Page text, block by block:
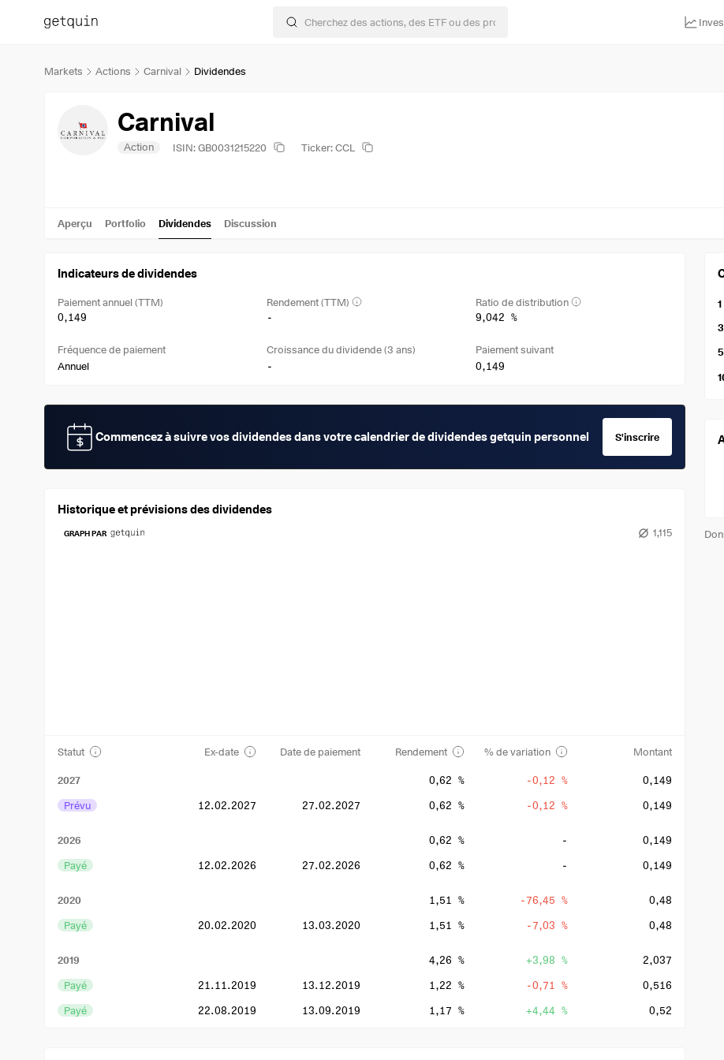
Markets Actions Carnival Dividendes
Carnival
Action ISIN: GB0031215220 Ticker: CCL
Aperçu Portfolio Dividendes Discussion
Indicateurs de dividendes
Paiement annuel (TTM)
0,149
Rendement (TTM)
-
Ratio de distribution
9,042 %
Fréquence de paiement
Annuel
Croissance du dividende (3 ans)
-
Paiement suivant
0,149
Commencez à suivre vos dividendes dans votre calendrier de dividendes getquin personnel S'inscrire
Historique et prévisions des dividendes
1,115
GRAPH PAR
Statut Ex-date Date de paiement Rendement % de variation Montant
2027 0,62 % -0,12 %
0,149
Prévu
12.02.2027 27.02.2027 0,62 % -0,12 % 0,149
2026 0,62 % -
0,149
Payé
12.02.2026 27.02.2026 0,62 % - 0,149
2020 1,51 % -76,45 %
0,48
Payé
20.02.2020 13.03.2020 1,51 % -7,03 % 0,48
2019 4,26 % +3,98 %
2,037
Payé
21.11.2019 13.12.2019 1,22 % -0,71 %
0,516
Payé
22.08.2019 13.09.2019 1,17 % +4,44 %
0,52